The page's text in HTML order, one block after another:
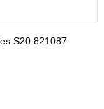
S20 821087